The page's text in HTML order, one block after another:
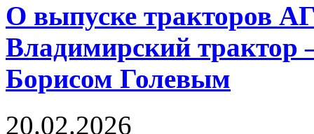
О выпуске тракторов
Владимирский трактор
Борисом Голевым
20.02.2026